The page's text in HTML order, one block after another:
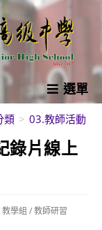
選單
類 > 03.教師活動
錄片線上
教學組 /教師研習